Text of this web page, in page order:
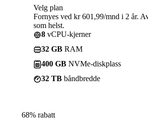
Velg plan
Fornyes ved kr 601,99/mnd i 2 år.
som helst.
8 vCPU-kjerner
32 GB RAM
400 GB NVMe-diskplass
32 TB båndbredde
68% rabatt